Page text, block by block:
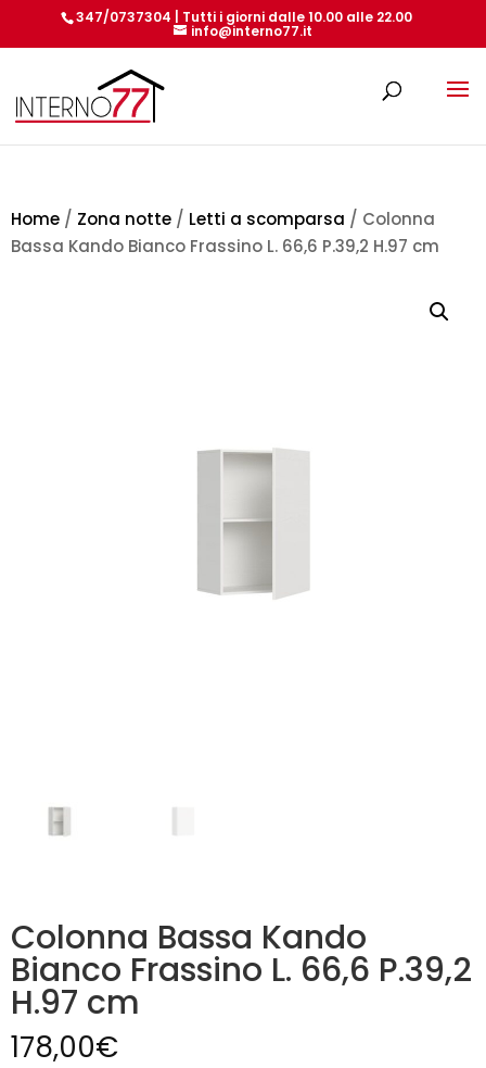
347/0737304 | Tutti i giorni dalle 10.00 alle 22.00
info@interno77.it
Home / Zona notte / Letti a scomparsa / Colonna
Bassa Kando Bianco Frassino L. 66,6 P.39,2 H.97 cm
Colonna Bassa Kando
Bianco Frassino L. 66,6 P.39,2
H.97 cm
178,00€